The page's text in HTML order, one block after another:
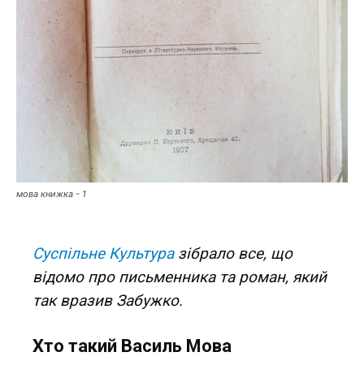
мова книжка - 1
Суспільне Культуразібрало все, що
відомо про письменника та роман, який
так вразив Забужко.
Хто такий Василь Мова